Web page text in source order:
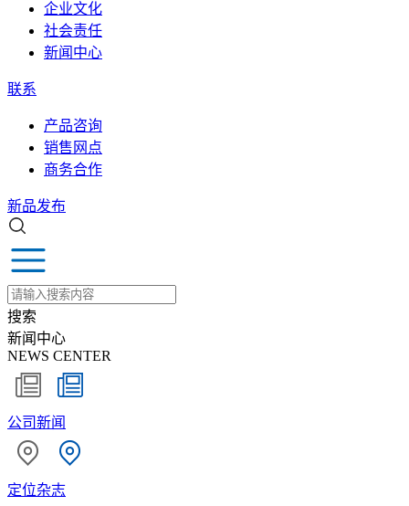
企业文化
社会责任
新闻中心
联系
产品咨询
销售网点
商务合作
新品发布
搜索
新闻中心
NEWS CENTER
公司新闻
定位杂志